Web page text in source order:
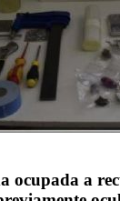
ocupada a